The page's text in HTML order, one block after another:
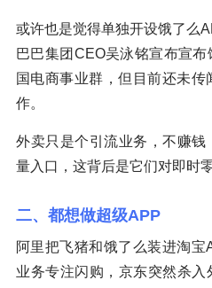
或许也是觉得单独开设饿了么
巴巴集团CEO吴泳铭宣布宣
国电商事业群，但目前还未
作。
外卖只是个引流业务，不赚
量入口，这背后是它们对即时
二、都想做超级APP
阿里把飞猪和饿了么装进淘
业务专注闪购，京东突然杀